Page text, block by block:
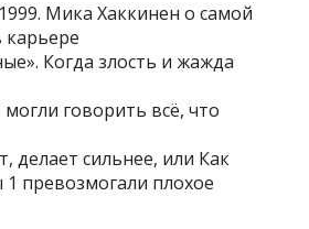
Мика Хаккинен о самой
Когда злость и жажда
говорить всё, что
делает сильнее, или Как
превозмогали плохое